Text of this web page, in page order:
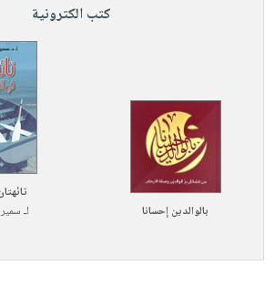
كتب الكترونية
بالوالدين إحسانا
لـ